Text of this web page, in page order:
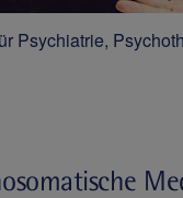
Psychiatrie,